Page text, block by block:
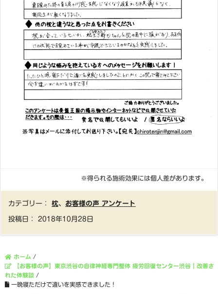
※得られる施術効果には個人差があります。
カテゴリー： 枕、 お客様の声 アンケート
投稿日： 2018年10月28日
ホーム /
【お客様の声】東京渋谷の自律神経専門整体 疲労回復センター渋谷｜改善さ
れた体験談 /
一晩寝ただけで違いを実感できました！